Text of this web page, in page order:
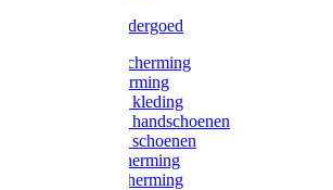
Thermo ondergoed
Gehoorbescherming
Oogbescherming
Disposable kleding
Disposable handschoenen
Disposable schoenen
Mondbescherming
Hoofdbescherming